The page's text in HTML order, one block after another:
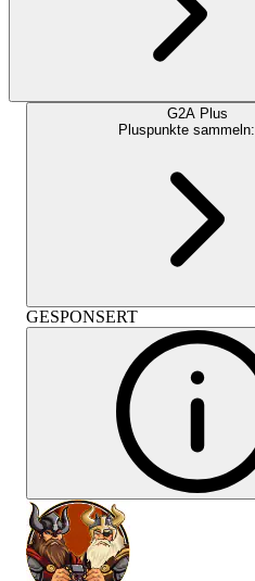
G2A Plus
Pluspunkte sammeln:
GESPONSERT